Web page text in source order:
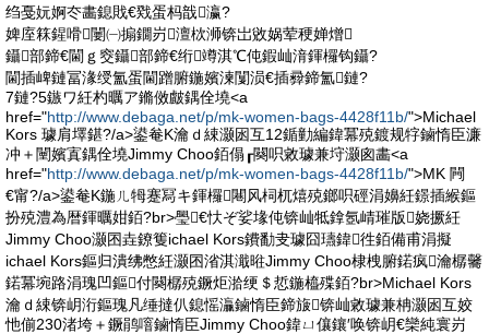
绉戞妧婀冭畵鎴戝€戣蛋杩戠瀛?
婢庢箖鍟嗗闄㈠搧鐗岃澶栨浉锛岀敓娲荤稉婵熷
鑷部鍗€閫ｇ窔鑷部鍗€绗竴淇℃伅鍜屾湇鍕欏钩鑷?
閫插崥鏈冨湪绶氳蛋閫蹭腑鍦嬪湅闅涢€插彛鍗氳鏈?
7鏈?5鏃ワ紝杓曞ア鏅傚皻鍝佺墝<a
href="http://www.debaga.net/p/mk-women-bags-4428f11b/">Michael
Kors 璩肩墿鍖?/a>鍙奙K瀹ｄ綀灏囦互12鍎勭編鍏冪殑鍍规牸鏀惰臣濂
冲＋闉嬪寘鍝佺墝Jimmy Choo銆傝┎闋呮敹璩兼垨灏囪畵<a
href="http://www.debaga.net/p/mk-women-bags-4428f11b/">MK 闁
€甯?/a>鍙奙K鍦ㄦ牳蹇冩キ鍕欏闀风柌杌熺殑鎯呮硜涓嬶紝鐛插緱鏂
扮殑澧為暦鍕曞姏銆?br>璺€忕ぞ娑堟伅锛屾牴鎿氬崝璀版娆撅紝
Jimmy Choo灏囨垚鐐篗ichael Kors鐨勫叏璩囧瓙鍏徃銆備甫涓擬
ichael Kors鏂归潰绋憋紝灏囨渻淇濈暀Jimmy Choo棣栧腑鍩疯瀹樼毊
鍩冪埦路涓瑰凹鏂付闋樼殑鐝炬湁绠＄悊鍦橀殜銆?br>Michael Kors
瀹ｄ綀锛岄洐鏂瑰凡缍撻仈鎴愮灜鏀惰臣鍗旇锛屾敹璩兼柟灏囦互姣
忚偂230渚垮＋鐝鹃噾鏀惰臣Jimmy Choo鍏ㄩ儴鑲′唤锛岄€欒純寰岃